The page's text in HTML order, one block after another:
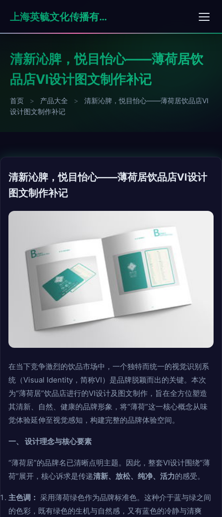
上海英毓文化传播有限公司
清新沁脾，悦目怡心——薄荷居饮
品店VI设计图文制作补记
首页 > 产品大全 >
清新沁脾，悦目怡心——薄荷居饮品店VI
设计图文制作补记
清新沁脾，悦目怡心——薄荷居饮品店VI设计
图文制作补记
在当下竞争激烈的饮品市场中，一个独特而统一的视觉识别系
统（Visual Identity，简称VI）是品牌脱颖而出的关键。本次
为“薄荷居”饮品店进行的VI设计及图文制作，旨在全方位塑造
其清新、自然、健康的品牌形象，将“薄荷”这一核心概念从味
觉体验延伸至视觉感知，构建完整的品牌体验空间。
一、 设计理念与核心要素
“薄荷居”的品牌名已清晰点明主题。因此，整套VI设计围绕“薄
荷”展开，核心诉求是传递清新、放松、纯净、活力的感受。
主色调： 采用薄荷绿色作为品牌标准色。这种介于蓝与绿之间
的色彩，既有绿色的生机与自然感，又有蓝色的冷静与清爽